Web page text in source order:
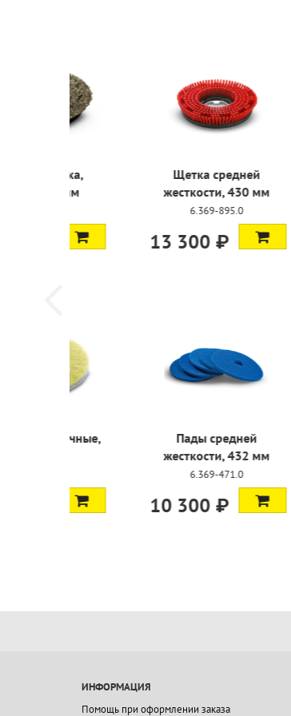
Дисковая щетка,
мягкая, 430 мм
6.369-897.0
18 100 ₽
Пады промежуточные,
432 мм
6.371-257.0
60 100 ₽
ИНФОРМАЦИЯ
Помощь при оформлении заказа